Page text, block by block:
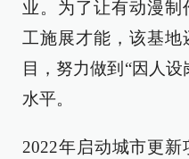
业。为了让有动漫制
工施展才能，该基地
目，努力做到“因人
水平。
2022年启动城市更